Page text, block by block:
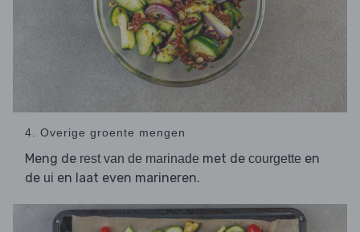
4. Overige groente mengen
Meng de rest van de marinade met de courgette en
de ui en laat even marineren.